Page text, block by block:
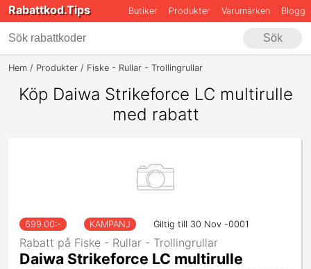
Rabattkod.Tips Butiker Produkter Varumärken Blogg
Sök
Hem Produkter Fiske - Rullar - Trollingrullar
Köp Daiwa Strikeforce LC multirulle
med rabatt
699.00:- KAMPANJ Giltig till 30 Nov -0001
Rabatt på Fiske - Rullar - Trollingrullar
Daiwa Strikeforce LC multirulle